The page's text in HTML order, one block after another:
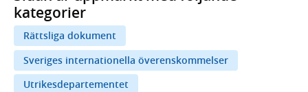
kategorier
Rättsliga dokument
Sveriges internationella överenskommelser
Utrikesdepartementet